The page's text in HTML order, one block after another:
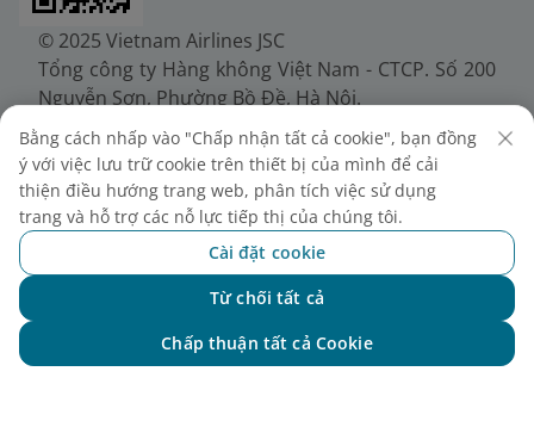
© 2025 Vietnam Airlines JSC
Tổng công ty Hàng không Việt Nam - CTCP. Số 200
Nguyễn Sơn, Phường Bồ Đề, Hà Nội.
Điện thoại: (+84-24) 38272289. Fax: (+84-24)
38722375
Giấy chứng nhận đăng ký doanh nghiệp, mã số
doanh nghiệp 0100107518, đăng ký lần đầu ngày
30/6/2010, đăng ký thay đổi lần thứ 10 ngày
24/7/2025, cấp bởi Sở Tài chính Thành phố Hà Nội.
Bằng cách nhấp vào "Chấp nhận tất cả cookie", bạn đồng
ý với việc lưu trữ cookie trên thiết bị của mình để cải
thiện điều hướng trang web, phân tích việc sử dụng
trang và hỗ trợ các nỗ lực tiếp thị của chúng tôi.
Cài đặt cookie
Từ chối tất cả
Chấp thuận tất cả Cookie